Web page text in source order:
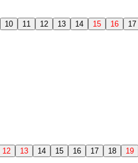
10 11 12 13 14 15 16 17
12 13 14 15 16 17 18 19